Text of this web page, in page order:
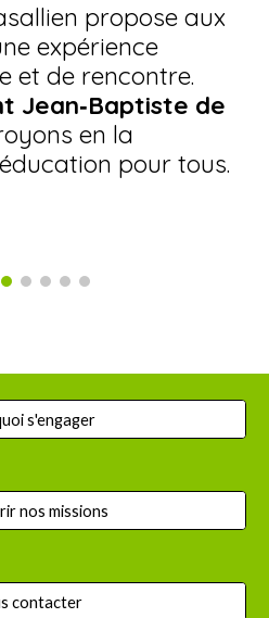
propose aux
expérience
et de rencontre.
Jean‑Baptiste de
en la
pour tous.
s'engager
nos missions
contacter